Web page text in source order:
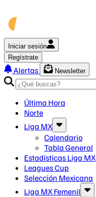
Iniciar sesión
Regístrate
Alertas
Newsletter
Última Hora
Norte
Liga MX
Calendario
Tabla General
Estadísticas Liga MX
Leagues Cup
Selección Mexicana
Liga MX Femenil